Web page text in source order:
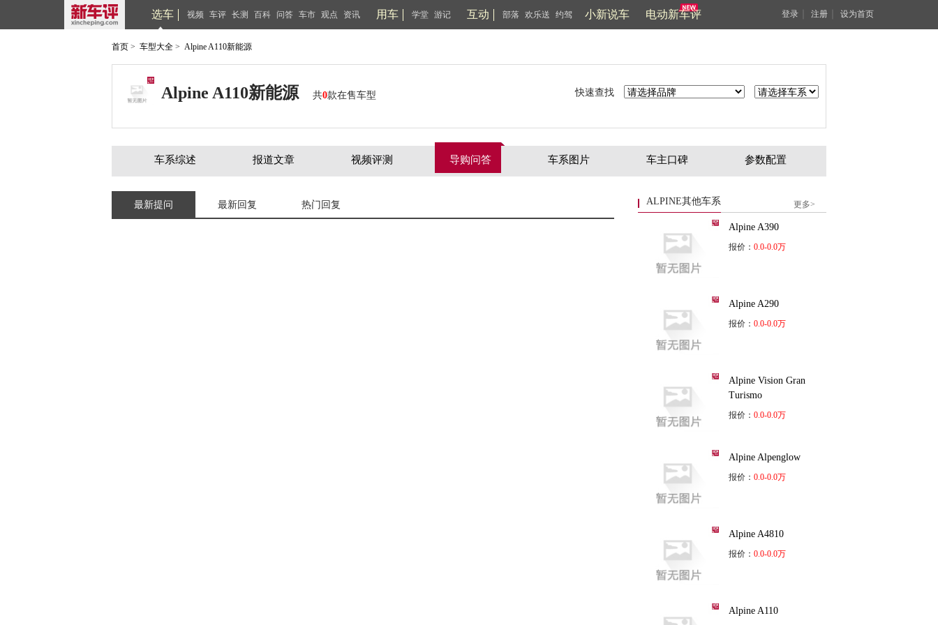
选车 视频 车评 长测 百科 问答 车市 观点 资讯 用车 学堂 游记 互动 部落 欢乐送 约驾 小新说车 电动新车评 登录 注册 设为首页
首页 > 车型大全 > Alpine A110新能源
Alpine A110新能源 共0款在售车型 快速查找
车系综述 报道文章 视频评测 导购问答 车系图片 车主口碑 参数配置
最新提问 最新回复 热门回复 ALPINE其他车系 更多>
Alpine A390
报价： 0.0-0.0万
Alpine A290
报价： 0.0-0.0万
Alpine Vision Gran
Turismo
报价： 0.0-0.0万
Alpine Alpenglow
报价： 0.0-0.0万
Alpine A4810
报价： 0.0-0.0万
Alpine A110